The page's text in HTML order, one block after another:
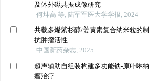
及体外磁共振成像研究
何坤高 等, 陆军军医大学学报, 2024
共载多烯紫杉醇/姜黄素复合纳米粒的
抗肿瘤活性
中国新药杂志, 2025
超声辅助自组装构建多功能铁-原卟啉
瘤治疗